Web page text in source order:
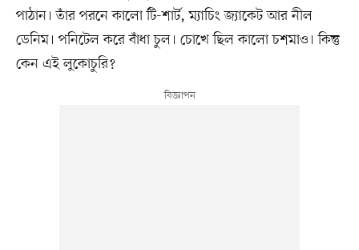
পাঠান। তাঁর পরনে কালো টি-শার্ট, ম্যাচিং জ্যাকেট আর নীল
ডেনিম। পনিটেল করে বাঁধা চুল। চোখে ছিল কালো চশমাও। কিন্তু
কেন এই লুকোচুরি?